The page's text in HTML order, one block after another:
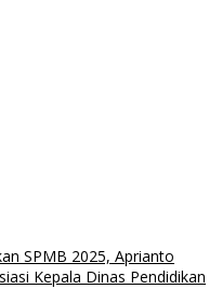
SPMB 2025, Aprianto
Kepala Dinas Pendidikan